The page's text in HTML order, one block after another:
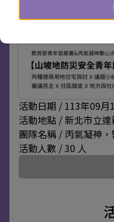
活動日期 / 113年09月
活動地點 / 新北市立
團隊名稱 / 丙氣凝神
活動人數 / 30 人